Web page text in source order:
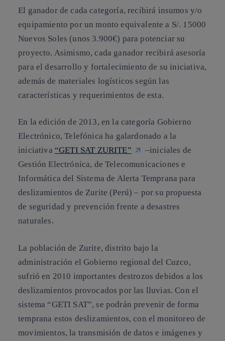
El ganador de cada categoría, recibirá insumos y/o
equipamiento por un monto equivalente a S/. 15000
Nuevos Soles (unos 3.900€) para potenciar su
proyecto. Asimismo, cada ganador recibirá asesoría
para el desarrollo y fortalecimiento de su iniciativa,
además de materiales logísticos según las
características y requerimientos de esta.
En la edición de 2013, en la categoría Gobierno
Electrónico, Telefónica ha galardonado a la
iniciativa “GETI SAT ZURITE”
–iniciales de
Gestión Electrónica, de Telecomunicaciones e
Informática del Sistema de Alerta Temprana para
deslizamientos de Zurite (Perú) – por su propuesta
de seguridad y prevención frente a desastres
naturales.
La población de Zurite, distrito bajo la
administración el Gobierno regional del Cuzco,
sufrió en 2010 importantes destrozos debidos a los
deslizamientos provocados por las lluvias. Con el
sistema “GETI SAT”, se podrán prevenir de forma
temprana estos deslizamientos, con el monitoreo de
movimientos, la transmisión de datos e imágenes y